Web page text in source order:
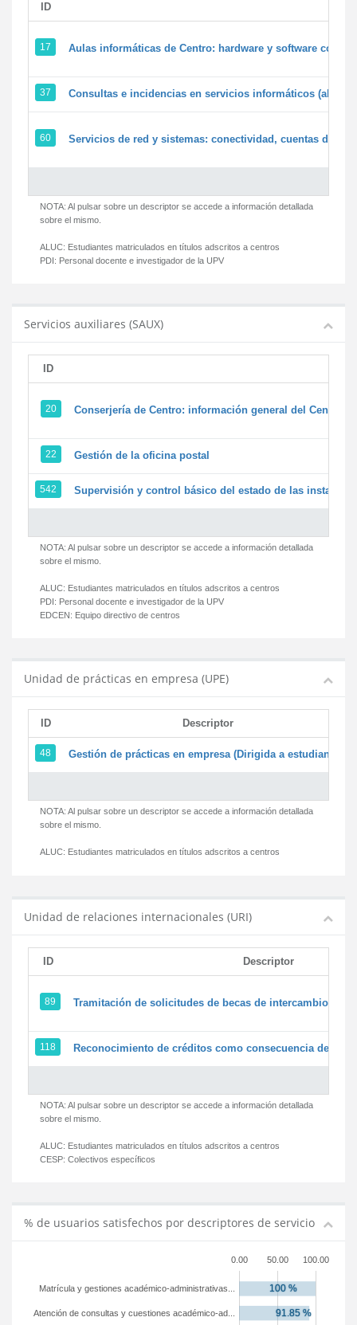
ID
17 Aulas informáticas de Centro: hardware y software
37 Consultas e incidencias en servicios informáticos
60 Servicios de red y sistemas: conectividad, cuentas de
NOTA: Al pulsar sobre un descriptor se accede a información detallada
sobre el mismo.
ALUC: Estudiantes matriculados en títulos adscritos a centros
PDI: Personal docente e investigador de la UPV
Servicios auxiliares (SAUX)
ID
20 Conserjería de Centro: información general del Centro y
22 Gestión de la oficina postal
542 Supervisión y control básico del estado de las
NOTA: Al pulsar sobre un descriptor se accede a información detallada
sobre el mismo.
ALUC: Estudiantes matriculados en títulos adscritos a centros
PDI: Personal docente e investigador de la UPV
EDCEN: Equipo directivo de centros
Unidad de prácticas en empresa (UPE)
ID Descriptor
48 Gestión de prácticas en empresa (Dirigida a estudiantes)
NOTA: Al pulsar sobre un descriptor se accede a información detallada
sobre el mismo.
ALUC: Estudiantes matriculados en títulos adscritos a centros
Unidad de relaciones internacionales (URI)
ID Descriptor
89 Tramitación de solicitudes de becas de intercambio
118 Reconocimiento de créditos como consecuencia de un
NOTA: Al pulsar sobre un descriptor se accede a información detallada
sobre el mismo.
ALUC: Estudiantes matriculados en títulos adscritos a centros
CESP: Colectivos específicos
% de usuarios satisfechos por descriptores de servicio
0.00 50.00 100.00
Atención de consultas y cuestiones académico-ad...
Matrícula y gestiones académico-administrativas...